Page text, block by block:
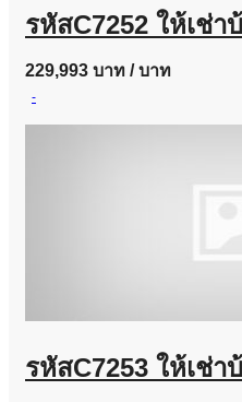
229,993 บาท / บาท
-